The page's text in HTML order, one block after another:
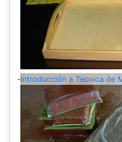
-Introducción a Técnica de